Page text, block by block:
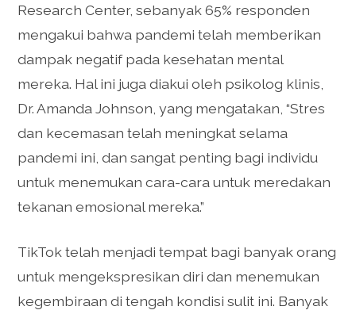
Research Center, sebanyak 65% responden
mengakui bahwa pandemi telah memberikan
dampak negatif pada kesehatan mental
mereka. Hal ini juga diakui oleh psikolog klinis,
Dr. Amanda Johnson, yang mengatakan, “Stres
dan kecemasan telah meningkat selama
pandemi ini, dan sangat penting bagi individu
untuk menemukan cara-cara untuk meredakan
tekanan emosional mereka.”
TikTok telah menjadi tempat bagi banyak orang
untuk mengekspresikan diri dan menemukan
kegembiraan di tengah kondisi sulit ini. Banyak